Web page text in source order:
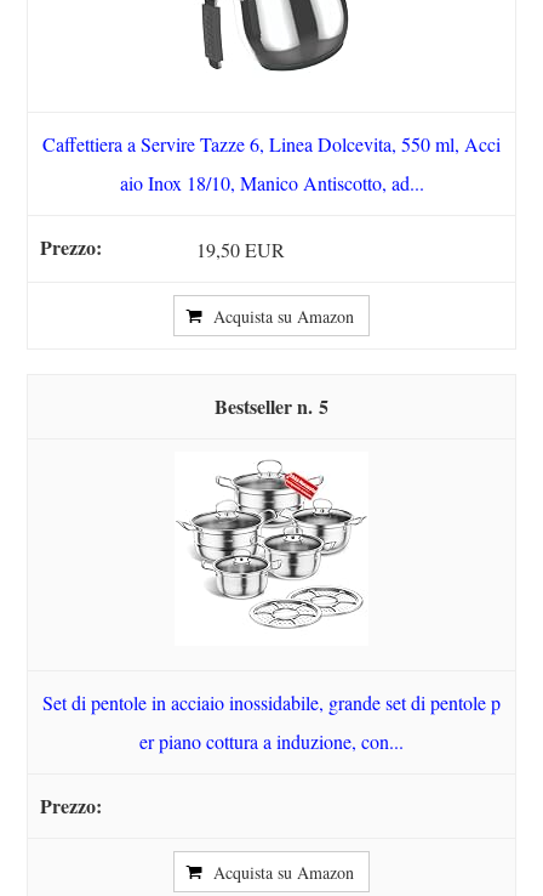
Caffettiera a Servire Tazze 6, Linea Dolcevita, 550 ml, Acci
aio Inox 18/10, Manico Antiscotto, ad...
19,50 EUR
Acquista su Amazon
5
Set di pentole in acciaio inossidabile, grande set di pentole p
er piano cottura a induzione, con...
Acquista su Amazon